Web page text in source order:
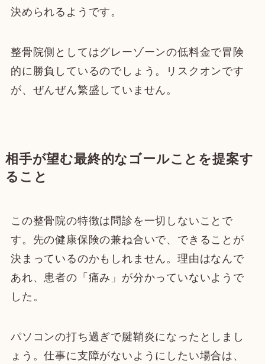
決められるようです。
整骨院側としてはグレーゾーンの低料金で冒険
的に勝負しているのでしょう。リスクオンです
が、ぜんぜん繁盛していません。
相手が望む最終的なゴールことを提案す
ること
この整骨院の特徴は問診を一切しないことで
す。先の健康保険の兼ね合いで、できることが
決まっているのかもしれません。理由はなんで
あれ、患者の「痛み」が分かっていないようで
した。
パソコンの打ち過ぎで腱鞘炎になったとしまし
ょう。仕事に支障がないようにしたい場合は、